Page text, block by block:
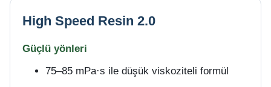
High Speed Resin 2.0
Güçlü yönleri
75–85 mPa·s ile düşük viskoziteli formül